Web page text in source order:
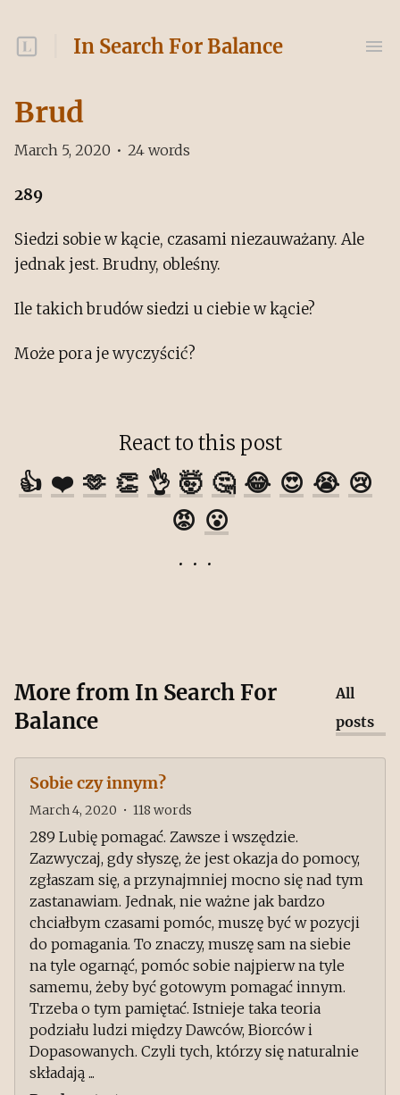
In Search For Balance
Brud
March 5, 2020 • 24 words
289
Siedzi sobie w kącie, czasami niezauważany. Ale
jednak jest. Brudny, obleśny.
Ile takich brudów siedzi u ciebie w kącie?
Może pora je wyczyścić?
React to this post
👍 ❤️ 🫶 👏 👌 🤯 🤔 😂 😍 😭 😢
😡 😮
More from In Search For
Balance
All
posts
Sobie czy innym?
March 4, 2020 • 118 words
289 Lubię pomagać. Zawsze i wszędzie.
Zazwyczaj, gdy słyszę, że jest okazja do pomocy,
zgłaszam się, a przynajmniej mocno się nad tym
zastanawiam. Jednak, nie ważne jak bardzo
chciałbym czasami pomóc, muszę być w pozycji
do pomagania. To znaczy, muszę sam na siebie
na tyle ogarnąć, pomóc sobie najpierw na tyle
samemu, żeby być gotowym pomagać innym.
Trzeba o tym pamiętać. Istnieje taka teoria
podziału ludzi między Dawców, Biorców i
Dopasowanych. Czyli tych, którzy się naturalnie
składają ...